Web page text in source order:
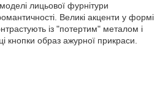
лицьової фурнітури
Великі акценти у формі
із "потертим" металом і
кнопки образ ажурної прикраси.